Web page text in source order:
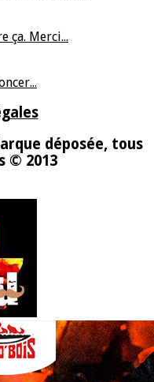
ça. Merci...
déposée, tous
© 2013